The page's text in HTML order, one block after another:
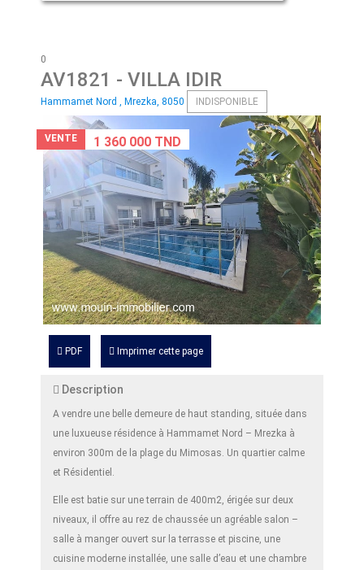
0
AV1821 - VILLA IDIR
Hammamet Nord , Mrezka, 8050 INDISPONIBLE
VENTE 1 360 000 TND
PDF Imprimer cette page
Description
A vendre une belle demeure de haut standing, située dans
une luxueuse résidence à Hammamet Nord – Mrezka à
environ 300m de la plage du Mimosas. Un quartier calme
et Résidentiel.
Elle est batie sur une terrain de 400m2, érigée sur deux
niveaux, il offre au rez de chaussée un agréable salon –
salle à manger ouvert sur la terrasse et piscine, une
cuisine moderne installée, une salle d’eau et une chambre